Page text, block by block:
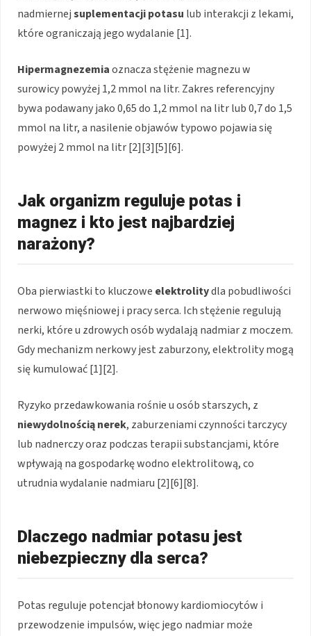
nadmiernejsuplementacji potasu lub interakcji z lekami,
które ograniczają jego wydalanie [1].
Hipermagnezemiaoznacza stężenie magnezu w
surowicy powyżej 1,2 mmol na litr. Zakres referencyjny
bywa podawany jako 0,65 do 1,2 mmol na litr lub 0,7 do 1,5
mmol na litr, a nasilenie objawów typowo pojawia się
powyżej 2 mmol na litr [2][3][5][6].
Jak organizm reguluje potas i
magnez i kto jest najbardziej
narażony?
Oba pierwiastki to kluczowe elektrolitydla pobudliwości
nerwowo mięśniowej i pracy serca. Ich stężenie regulują
nerki, które u zdrowych osób wydalają nadmiar z moczem.
Gdy mechanizm nerkowy jest zaburzony, elektrolity mogą
się kumulować [1][2].
Ryzyko przedawkowania rośnie u osób starszych, z
niewydolnością nerek, zaburzeniami czynności tarczycy
lub nadnerczy oraz podczas terapii substancjami, które
wpływają na gospodarkę wodno elektrolitową, co
utrudnia wydalanie nadmiaru [2][6][8].
Dlaczego nadmiar potasu jest
niebezpieczny dla serca?
Potas reguluje potencjał błonowy kardiomiocytów i
przewodzenie impulsów, więc jego nadmiar może